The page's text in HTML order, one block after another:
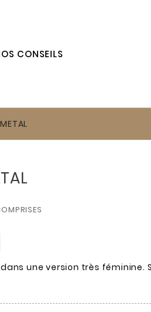
CONSEILS
une version très féminine.